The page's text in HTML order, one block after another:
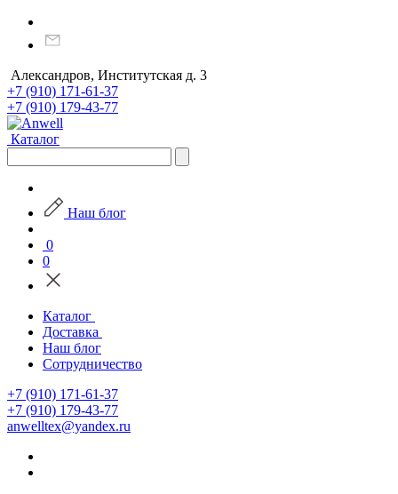
Александров, Институтская д. 3
+7 (910) 171-61-37
+7 (910) 179-43-77
Каталог
Наш блог
0
0
Каталог
Доставка
Наш блог
Сотрудничество
+7 (910) 171-61-37
+7 (910) 179-43-77
anwelltex@yandex.ru